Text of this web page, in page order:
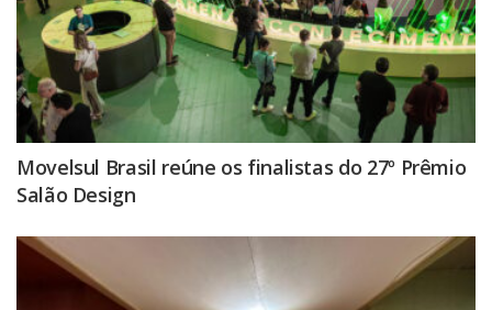
Movelsul Brasil reúne os finalistas do 27º Prêmio
Salão Design